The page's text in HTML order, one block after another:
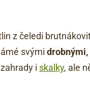
z čeledi
svými
i skalky, ale